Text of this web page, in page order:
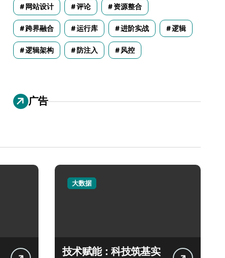
网站设计 评论 资源整合
跨界融合 运行库 进阶实战 逻辑
逻辑架构 防注入 风控
广告
大数据
技术赋能：科技筑基实